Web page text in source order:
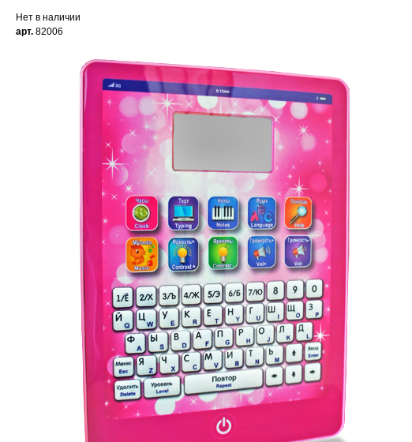
Нет в наличии
арт. 82006